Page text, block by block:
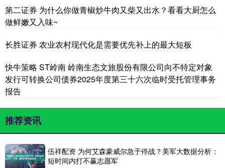
第二证券 为什么你做青椒炒牛肉又柴又出水？看看大厨怎么
做鲜嫩又入味~
长胜证券 农业农村现代化是需要优先补上的最大短板
快牛策略 ST岭南 岭南生态文旅股份有限公司向不特定对象
发行可转换公司债券2025年度第三十六次临时受托管理事务
报告
推荐资讯
伍祥配资 为何艾森豪威尔急于停战？美军大数据分析：
短时间内打不赢志愿军